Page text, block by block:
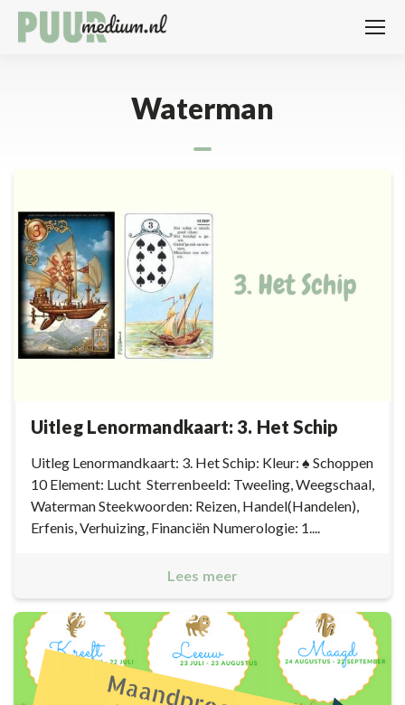
Waterman
Uitleg Lenormandkaart: 3. Het Schip
Uitleg Lenormandkaart: 3. Het Schip: Kleur: ♠ Schoppen
10 Element: Lucht Sterrenbeeld: Tweeling, Weegschaal,
Waterman Steekwoorden: Reizen, Handel(Handelen),
Erfenis, Verhuizing, Financiën Numerologie: 1....
Lees meer